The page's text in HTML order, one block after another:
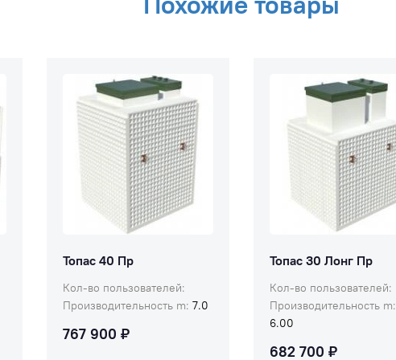
электрооборудование.
составляет 50 лет.
Топас 40 Пр
Кол-во пользователей:
Производительность m:7.0
767 900 ₽
Топас 30 Лонг Пр
Кол-во пользователей:
Производительность m:
6.00
682 700 ₽